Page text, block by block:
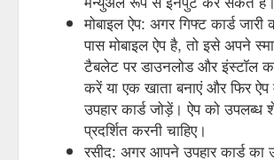
मोबाइल ऐप: अगर गिफ्ट कार्ड
पास मोबाइल ऐप है, तो इसे अपने
टैबलेट पर डाउनलोड और इंस्टॉल
करें या एक खाता बनाएं और फिर
उपहार कार्ड जोड़ें। ऐप को उपलब्ध
प्रदर्शित करनी चाहिए।
रसीद: अगर आपने उपहार कार्ड का